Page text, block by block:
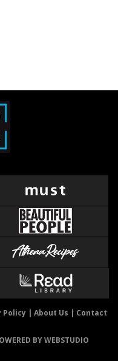
Policy| About Us | Contact
BY WEBSTUDIO